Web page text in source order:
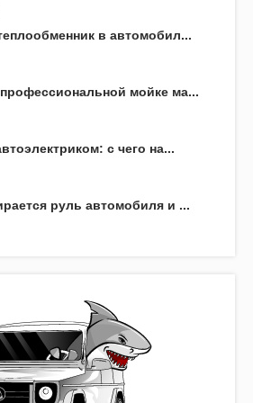
в автомобил...
мойке ма...
с чего на...
руль автомобиля и ...